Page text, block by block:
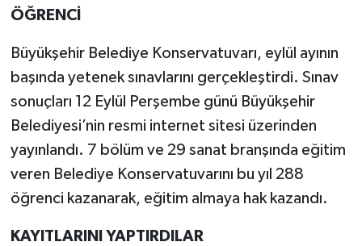
ÖĞRENCİ
Büyükşehir Belediye Konservatuvarı, eylül ayının
başında yetenek sınavlarını gerçekleştirdi. Sınav
sonuçları 12 Eylül Perşembe günü Büyükşehir
Belediyesi’nin resmi internet sitesi üzerinden
yayınlandı. 7 bölüm ve 29 sanat branşında eğitim
veren Belediye Konservatuvarını bu yıl 288
öğrenci kazanarak, eğitim almaya hak kazandı.
KAYITLARINI YAPTIRDILAR